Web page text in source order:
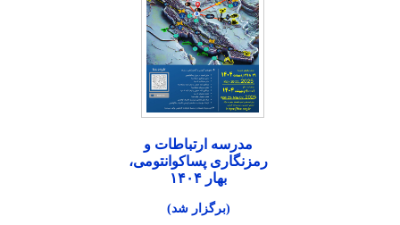
مدرسه ارتباطات و
رمزنگاری پساکوانتومی،
بهار ۱۴۰۴
(برگزار شد)